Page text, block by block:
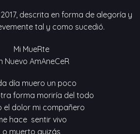
descrita en forma de alegoría y
tal y como sucedió.
Mi MueRte
Nuevo AmAneCeR
día muero un poco
forma moriría del todo
el dolor mi compañero
hace sentir vivo
o muerto quizás